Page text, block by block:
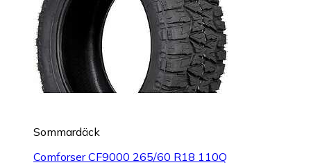
Sommardäck
Comforser CF9000 265/60 R18 110Q